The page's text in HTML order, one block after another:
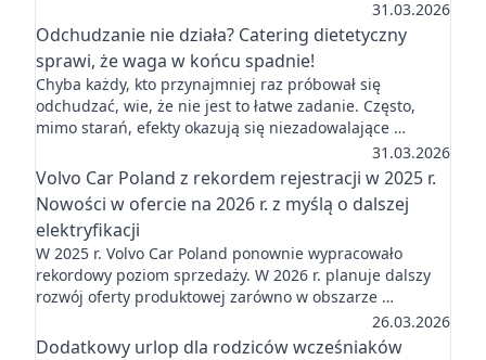
31.03.2026
Odchudzanie nie działa? Catering dietetyczny
sprawi, że waga w końcu spadnie!
Chyba każdy, kto przynajmniej raz próbował się
odchudzać, wie, że nie jest to łatwe zadanie. Często,
mimo starań, efekty okazują się niezadowalające …
31.03.2026
Volvo Car Poland z rekordem rejestracji w 2025 r.
Nowości w ofercie na 2026 r. z myślą o dalszej
elektryfikacji
W 2025 r. Volvo Car Poland ponownie wypracowało
rekordowy poziom sprzedaży. W 2026 r. planuje dalszy
rozwój oferty produktowej zarówno w obszarze …
26.03.2026
Dodatkowy urlop dla rodziców wcześniaków